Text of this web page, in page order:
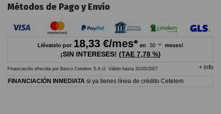
Métodos de Pago y Envío
Llévatelo por 18,33 €/mes* en meses!
¡SIN INTERESES! (TAE 7,78 %)
Financiación ofrecida por Banco Cetelem S.A.U. Válido hasta 31/05/2027 + info
FINANCIACIÓN INMEDIATA si ya tienes línea de crédito Cetelem